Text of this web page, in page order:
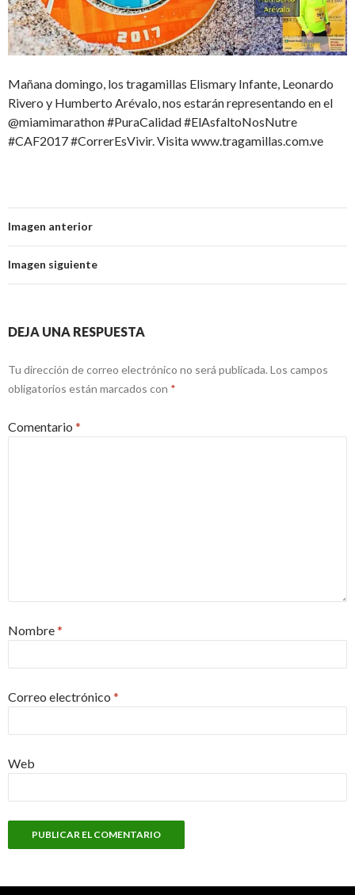
Mañana domingo, los tragamillas Elismary Infante, Leonardo
Rivero y Humberto Arévalo, nos estarán representando en el
@miamimarathon #PuraCalidad #ElAsfaltoNosNutre
#CAF2017 #CorrerEsVivir. Visita www.tragamillas.com.ve
Imagen anterior
Imagen siguiente
DEJA UNA RESPUESTA
Tu dirección de correo electrónico no será publicada. Los campos
obligatorios están marcados con *
Comentario *
Nombre*
Correo electrónico *
Web